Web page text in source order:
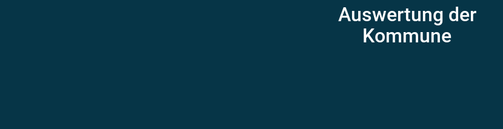
Auswertung der
Kommune